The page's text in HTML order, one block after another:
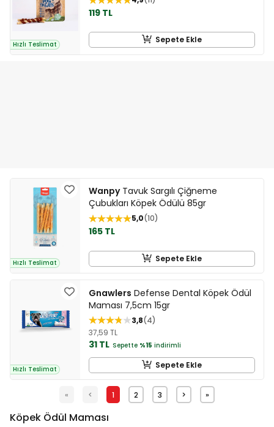
Hızlı Teslimat
119 TL
Sepete Ekle
Hızlı Teslimat
WanpyTavuk Sargılı Çiğneme
Çubukları Köpek Ödülü 85gr
5,0 10
165 TL
Sepete Ekle
Hızlı Teslimat
Gnawlers Defense Dental Köpek Ödül
Maması 7,5cm 15gr
3,8 4
37,59 TL
31 TL Sepette %15 indirimli
Sepete Ekle
« < 1 2 3 > »
Köpek Ödül Maması